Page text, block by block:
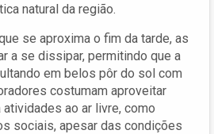
natural da região.
se aproxima o fim da tarde, as
a se dissipar, permitindo que a
em belos pôr do sol com
costumam aproveitar
ao ar livre, como
sociais, apesar das condições